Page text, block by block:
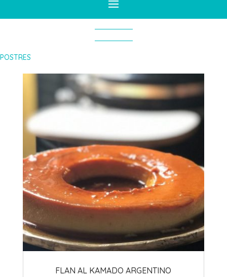
POSTRES
FLAN AL KAMADO ARGENTINO